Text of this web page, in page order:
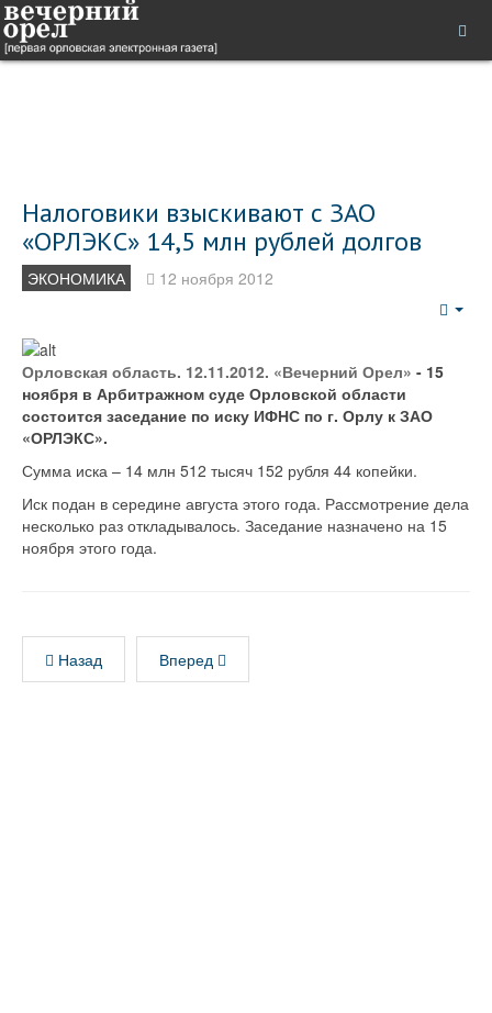
Налоговики взыскивают с ЗАО
«ОРЛЭКС» 14,5 млн рублей долгов
ЭКОНОМИКА 12 ноября 2012
Орловская область. 12.11.2012. «Вечерний Орел» - 15
ноября в Арбитражном суде Орловской области
состоится заседание по иску ИФНС по г. Орлу к ЗАО
«ОРЛЭКС».
Сумма иска – 14 млн 512 тысяч 152 рубля 44 копейки.
Иск подан в середине августа этого года. Рассмотрение дела
несколько раз откладывалось. Заседание назначено на 15
ноября этого года.
Назад Вперед